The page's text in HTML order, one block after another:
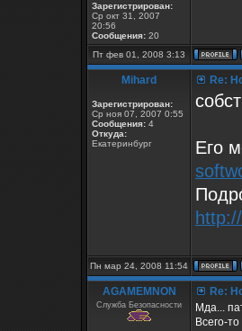
Зарегистрирован:
Ср окт 31, 2007
20:56
Сообщения: 20
Пт фев 01, 2008 3:13
Mihard
Зарегистрирован:
Ср ноя 07, 2007 0:55
Сообщения: 4
Откуда:
Екатеринбург
Re:
Его
Пн мар 24, 2008 11:54
AGAMEMNON
Служба Безопасности
Re:
Мда...
Всего-